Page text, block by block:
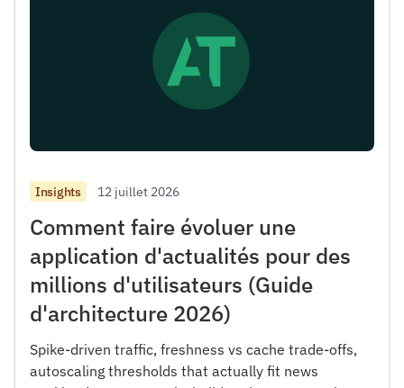
Insights 12 juillet 2026
Comment faire évoluer une
application d'actualités pour des
millions d'utilisateurs (Guide
d'architecture 2026)
Spike-driven traffic, freshness vs cache trade-offs,
autoscaling thresholds that actually fit news